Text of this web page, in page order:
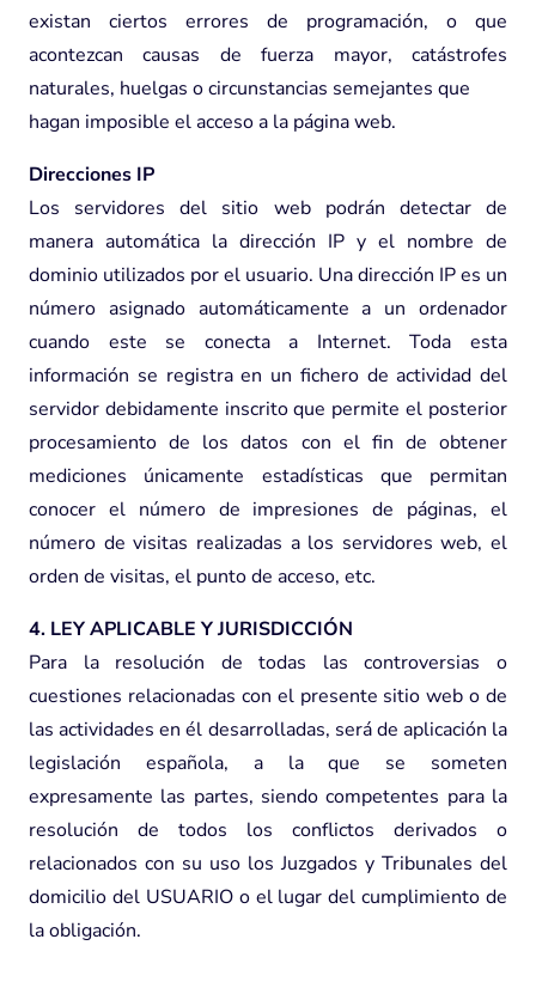
existan ciertos errores de programación, o que
acontezcan causas de fuerza mayor, catástrofes
naturales, huelgas o circunstancias semejantes que
hagan imposible el acceso a la página web.
Direcciones IP
Los servidores del sitio web podrán detectar de
manera automática la dirección IP y el nombre de
dominio utilizados por el usuario. Una dirección IP es un
número asignado automáticamente a un ordenador
cuando este se conecta a Internet. Toda esta
información se registra en un fichero de actividad del
servidor debidamente inscrito que permite el posterior
procesamiento de los datos con el fin de obtener
mediciones únicamente estadísticas que permitan
conocer el número de impresiones de páginas, el
número de visitas realizadas a los servidores web, el
orden de visitas, el punto de acceso, etc.
4. LEY APLICABLE Y JURISDICCIÓN
Para la resolución de todas las controversias o
cuestiones relacionadas con el presente sitio web o de
las actividades en él desarrolladas, será de aplicación la
legislación española, a la que se someten
expresamente las partes, siendo competentes para la
resolución de todos los conflictos derivados o
relacionados con su uso los Juzgados y Tribunales del
domicilio del USUARIO o el lugar del cumplimiento de
la obligación.